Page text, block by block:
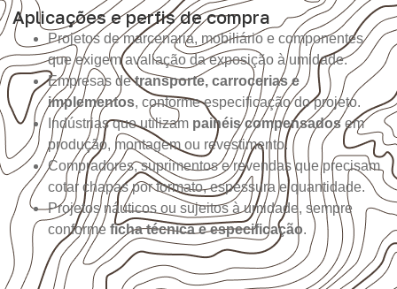
Aplicações e perfis de compra
Projetos de marcenaria, mobiliário e componentes
que exigem avaliação da exposição à umidade.
Empresas detransporte, carrocerias e
implementos, conforme especificação do projeto.
Indústrias que utilizam painéis compensadosem
produção, montagem ou revestimento.
Compradores, suprimentos e revendas que precisam
cotar chapas por formato, espessura e quantidade.
Projetos náuticos ou sujeitos à umidade, sempre
conforme ficha técnica e especificação.